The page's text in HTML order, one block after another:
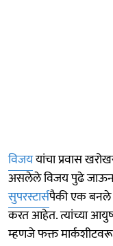
विजययांचा प्रवास
असलेले विजय पुढे जाऊन
सुपरस्टार्सपैकी एक बनले
करत आहेत. त्यांच्या
म्हणजे फक्त